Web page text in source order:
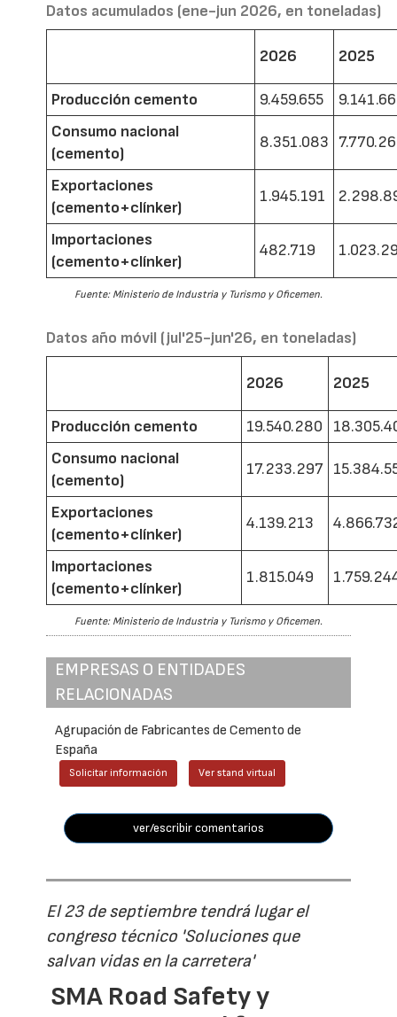
Datos acumulados (ene-jun 2026, en toneladas)
2026 2025
Producción cemento 9.459.655
Consumo nacional
(cemento)
8.351.083
Exportaciones
(cemento+clínker)
1.945.191
Importaciones
(cemento+clínker)
482.719
Fuente: Ministerio de Industria y Turismo y Oficemen.
Datos año móvil (jul'25-jun'26, en toneladas)
2026 2025
Producción cemento 19.540.280
Consumo nacional
(cemento)
17.233.297
Exportaciones
(cemento+clínker)
4.139.213
Importaciones
(cemento+clínker)
1.815.049
Fuente: Ministerio de Industria y Turismo y Oficemen.
EMPRESAS O ENTIDADES
RELACIONADAS
Agrupación de Fabricantes de Cemento de
España
Solicitar información Ver stand virtual
ver/escribir comentarios
El 23 de septiembre tendrá lugar el
congreso técnico 'Soluciones que
salvan vidas en la carretera'
SMA Road Safety y